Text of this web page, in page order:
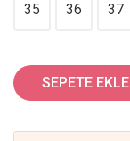
35 36 37
SEPETE EKLE